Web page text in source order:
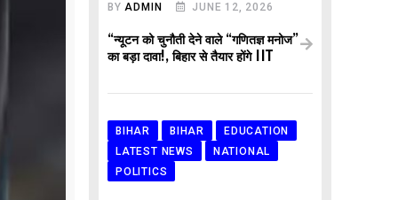
BYADMIN JUNE 12, 2026
“न्यूटन को चुनौती देने वाले “गणितज्ञ मनोज”
का बड़ा दावा!, बिहार से तैयार होंगे IIT
BIHAR BIHAR
EDUCATION
LATEST NEWS
NATIONAL
POLITICS